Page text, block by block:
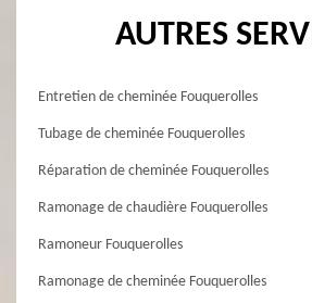
AUTRES
Entretien de cheminée Fouquerolles
Tubage de cheminée Fouquerolles
Réparation de cheminée Fouquerolles
Ramonage de chaudière Fouquerolles
Ramoneur Fouquerolles
Ramonage de cheminée Fouquerolles